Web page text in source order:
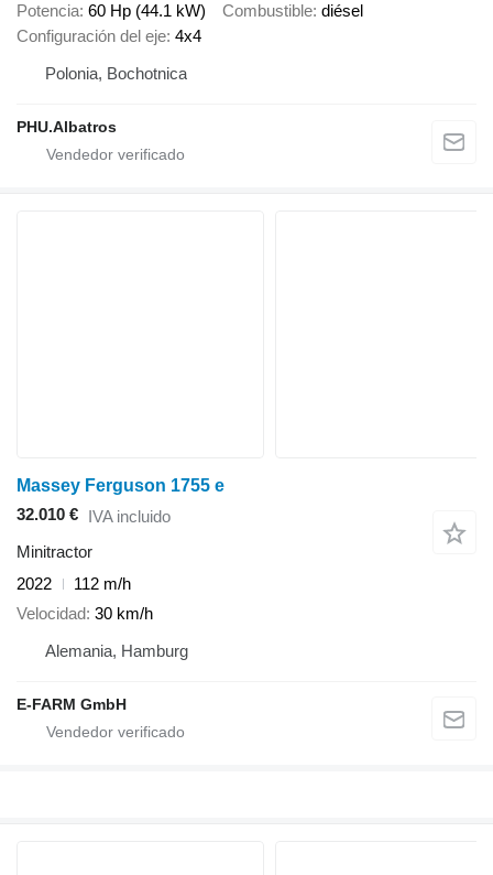
Potencia 60 Hp (44.1 kW) Combustible diésel
Configuración del eje 4x4
Polonia, Bochotnica
PHU.Albatros
Massey Ferguson 1755 e
32.010 € IVA incluido
Minitractor
2022
112 m/h
Velocidad 30 km/h
Alemania, Hamburg
E-FARM GmbH